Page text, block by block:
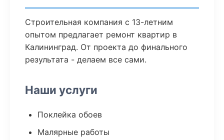
Строительная компания с 13-летним
опытом предлагает ремонт квартир в
Калининград. От проекта до финального
результата - делаем все сами.
Наши услуги
Поклейка обоев
Малярные работы